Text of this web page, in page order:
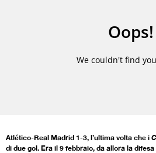
Atlético-Real Madrid 1-3, l’ultima volta che i
di due gol. Era il 9 febbraio, da allora la